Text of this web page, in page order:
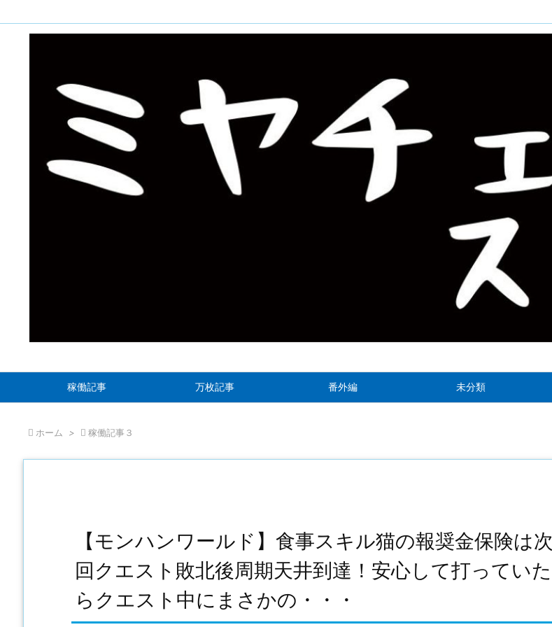
稼働記事 万枚記事 番外編 未分類
 ホーム >  稼働記事３
【モンハンワールド】食事スキル猫の報奨金保険は次
回クエスト敗北後周期天井到達！安心して打っていた
らクエスト中にまさかの・・・